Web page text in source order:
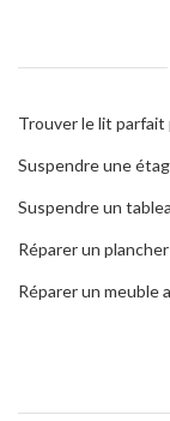
Trouver le lit
Suspendre une
Suspendre un
Réparer un
Réparer un meuble